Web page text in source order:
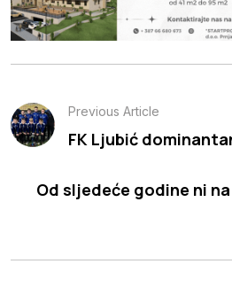
Previous Article
FK Ljubić
Od sljedeće godine ni